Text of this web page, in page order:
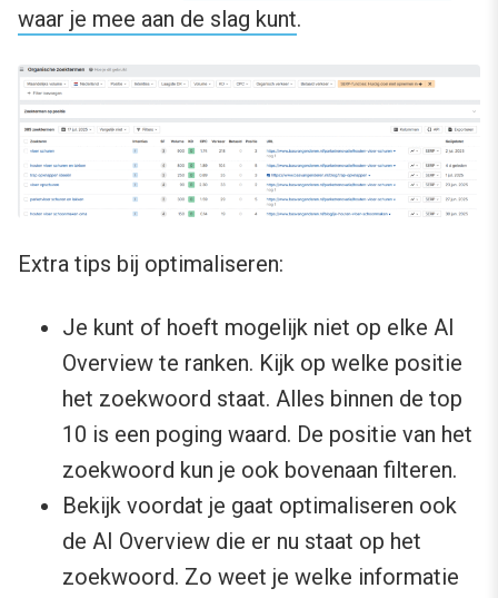
waar je mee aan de slag kunt.
Extra tips bij optimaliseren:
Je kunt of hoeft mogelijk niet op elke AI
Overview te ranken. Kijk op welke positie
het zoekwoord staat. Alles binnen de top
10 is een poging waard. De positie van het
zoekwoord kun je ook bovenaan filteren.
Bekijk voordat je gaat optimaliseren ook
de AI Overview die er nu staat op het
zoekwoord. Zo weet je welke informatie